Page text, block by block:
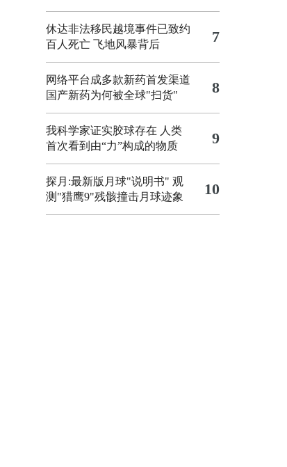
休达非法移民越境事件已致约
百人死亡 飞地风暴背后 7
网络平台成多款新药首发渠道
国产新药为何被全球"扫货"
8
我科学家证实胶球存在 人类
首次看到由“力”构成的物质
9
探月:最新版月球"说明书" 观
测"猎鹰9"残骸撞击月球迹象
10